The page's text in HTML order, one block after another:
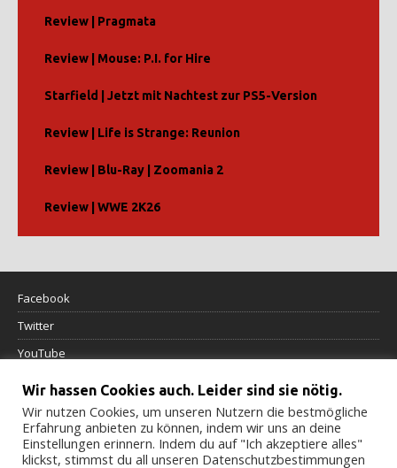
Review | Pragmata
Review | Mouse: P.I. for Hire
Starfield | Jetzt mit Nachtest zur PS5-Version
Review | Life is Strange: Reunion
Review | Blu-Ray | Zoomania 2
Review | WWE 2K26
Facebook
Twitter
YouTube
Datenschutzerklärung
Impressum
Cookierichtlinie
Wir hassen Cookies auch. Leider sind sie nötig.
Wir nutzen Cookies, um unseren Nutzern die bestmögliche
Erfahrung anbieten zu können, indem wir uns an deine
Einstellungen erinnern. Indem du auf "Ich akzeptiere alles"
klickst, stimmst du all unseren Datenschutzbestimmungen